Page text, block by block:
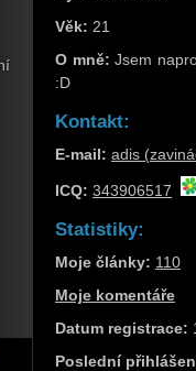
Věk: 21
O mně: Jsem
:D
Kontakt:
E-mail: adis
ICQ: 343906517
Statistiky:
Moje články: 110
Moje komentáře
Datum registrace:
Poslední